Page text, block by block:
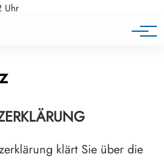
Uhr
klärt Sie über die